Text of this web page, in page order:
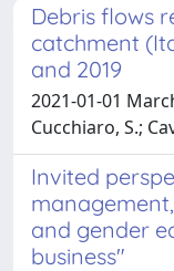
Debris flows
catchment
and 2019
2021-01-01
Cucchiaro, S.;
Invited
and gender
business"